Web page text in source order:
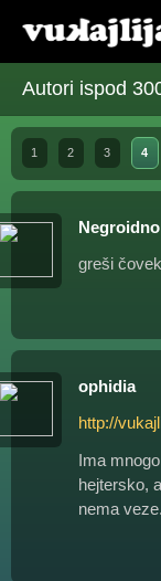
Autori ispod
1 2 3 4
greši
ophidia
http://
Ima
hejtersko,
nema